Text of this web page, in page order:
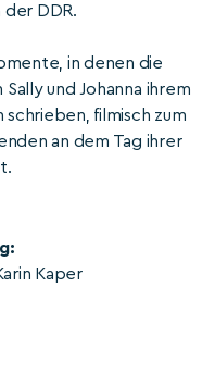
der DDR.
in denen die
und Johanna ihrem
schrieben, filmisch zum
an dem Tag ihrer
Kaper